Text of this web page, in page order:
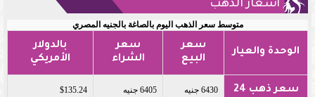
أسعار الذهب
متوسط سعر الذهب اليوم بالصاغة بالجنيه المصري
الوحدة والعيار
سعر
البيع
سعر
الشراء
بالدولار
الأمريكي
سعر ذهب 24 6430 جنيه 6405 جنيه $135.24